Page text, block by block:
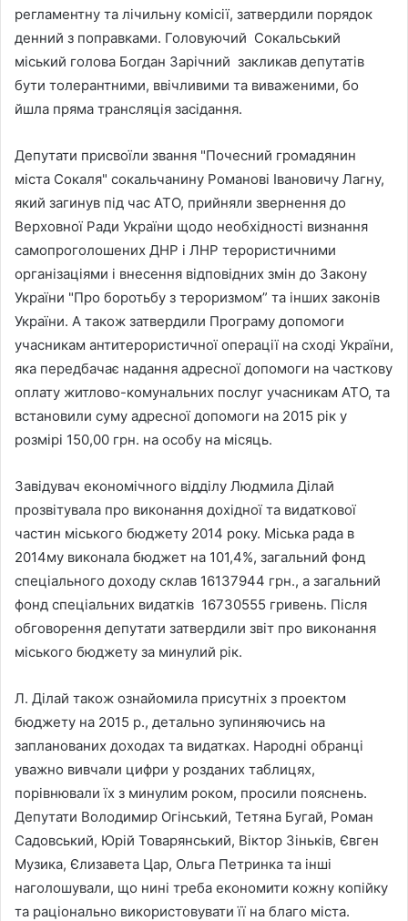
регламентну та лічильну комісії, затвердили порядок
денний з поправками. Головуючий Сокальський
міський голова Богдан Зарічний закликав депутатів
бути толерантними, ввічливими та виваженими, бо
йшла пряма трансляція засідання.
Депутати присвоїли звання "Почесний громадянин
міста Сокаля" сокальчанину Романові Івановичу Лагну,
який загинув під час АТО, прийняли звернення до
Верховної Ради України щодо необхідності визнання
самопроголошених ДНР і ЛНР терористичними
організаціями і внесення відповідних змін до Закону
України "Про боротьбу з тероризмом” та інших законів
України. А також затвердили Програму допомоги
учасникам антитерористичної операції на сході України,
яка передбачає надання адресної допомоги на часткову
оплату житлово-комунальних послуг учасникам АТО, та
встановили суму адресної допомоги на 2015 рік у
розмірі 150,00 грн. на особу на місяць.
Завідувач економічного відділу Людмила Ділай
прозвітувала про виконання дохідної та видаткової
частин міського бюджету 2014 року. Міська рада в
2014му виконала бюджет на 101,4%, загальний фонд
спеціального доходу склав 16137944 грн., а загальний
фонд спеціальних видатків 16730555 гривень. Після
обговорення депутати затвердили звіт про виконання
міського бюджету за минулий рік.
Л. Ділай також ознайомила присутніх з проектом
бюджету на 2015 р., детально зупиняючись на
запланованих доходах та видатках. Народні обранці
уважно вивчали цифри у розданих таблицях,
порівнювали їх з минулим роком, просили пояснень.
Депутати Володимир Огінський, Тетяна Бугай, Роман
Садовський, Юрій Товарянський, Віктор Зіньків, Євген
Музика, Єлизавета Цар, Ольга Петринка та інші
наголошували, що нині треба економити кожну копійку
та раціонально використовувати її на благо міста.